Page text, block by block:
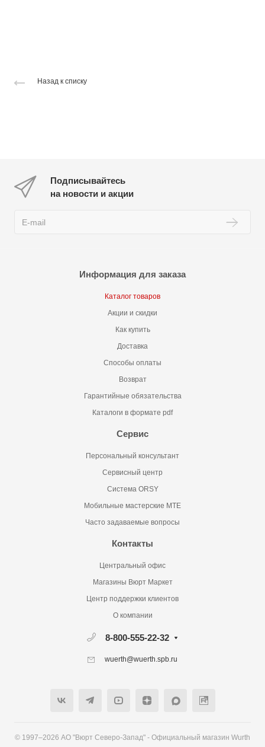
Назад к списку
Подписывайтесь
на новости и акции
Информация для заказа
Каталог товаров
Акции и скидки
Как купить
Доставка
Способы оплаты
Возврат
Гарантийные обязательства
Каталоги в формате pdf
Сервис
Персональный консультант
Сервисный центр
Система ORSY
Мобильные мастерские MTE
Часто задаваемые вопросы
Контакты
Центральный офис
Магазины Вюрт Маркет
Центр поддержки клиентов
О компании
8-800-555-22-32
wuerth@wuerth.spb.ru
© 1997–2026 АО "Вюрт Северо-Запад" - Официальный магазин Wurth